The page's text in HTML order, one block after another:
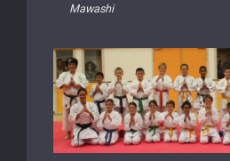
Mawashi